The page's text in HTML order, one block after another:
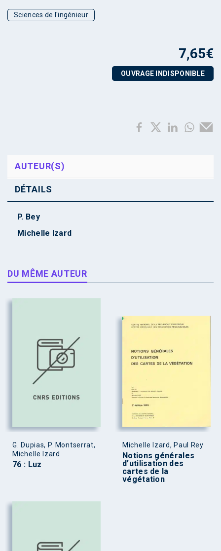
Sciences de l'ingénieur
7,65€
OUVRAGE INDISPONIBLE
AUTEUR(S)
DÉTAILS
P. Bey
Michelle Izard
DU MÊME AUTEUR
G. Dupias, P. Montserrat,
Michelle Izard
76 : Luz
Michelle Izard, Paul Rey
Notions générales
d’utilisation des
cartes de la
végétation